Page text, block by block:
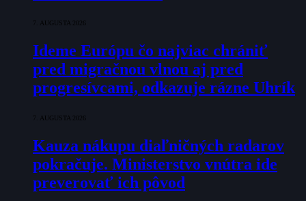
7. AUGUSTA 2026
Ideme Európu čo najviac chrániť
pred migračnou vlnou aj pred
progresívcami, odkazuje rázne Uhrík
7. AUGUSTA 2026
Kauza nákupu diaľničných radarov
pokračuje. Ministerstvo vnútra ide
preverovať ich pôvod